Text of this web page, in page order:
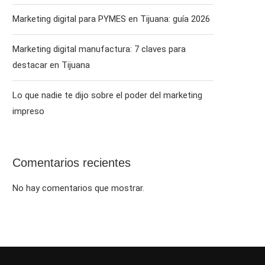
Marketing digital para PYMES en Tijuana: guía 2026
Marketing digital manufactura: 7 claves para
destacar en Tijuana
Lo que nadie te dijo sobre el poder del marketing
impreso
Comentarios recientes
No hay comentarios que mostrar.